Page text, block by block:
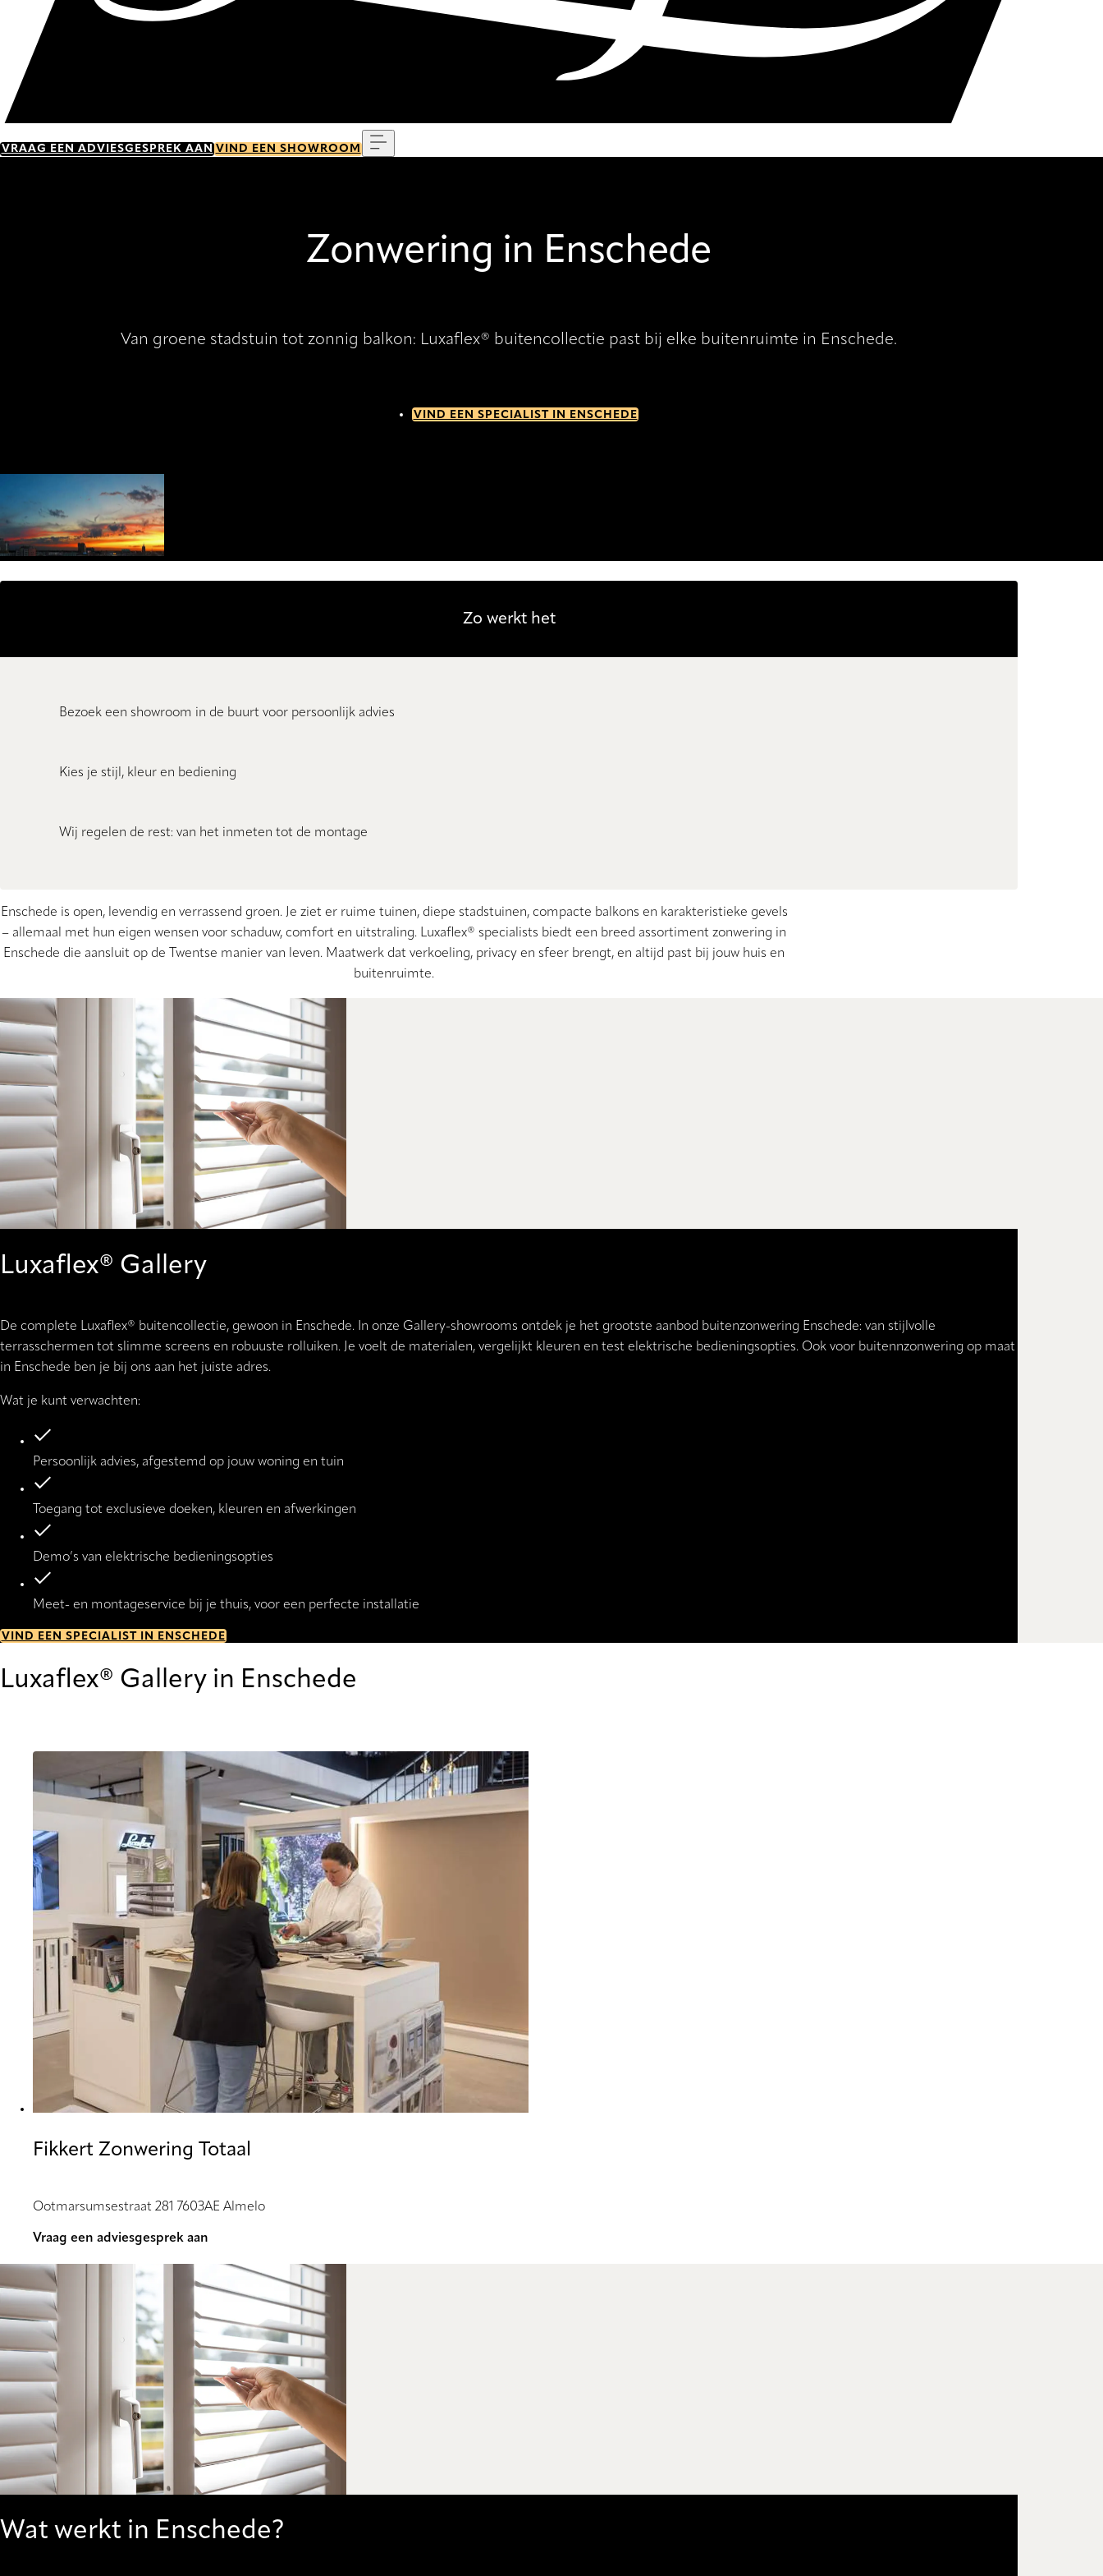
VRAAG EEN ADVIESGESPREK AAN VIND EEN SHOWROOM
Zonwering in Enschede
Van groene stadstuin tot zonnig balkon: Luxaflex® buitencollectie past bij elke buitenruimte in Enschede.
VIND EEN SPECIALIST IN ENSCHEDE
Zo werkt het
Bezoek een showroom in de buurt voor persoonlijk advies
Kies je stijl, kleur en bediening
Wij regelen de rest: van het inmeten tot de montage
Enschede is open, levendig en verrassend groen. Je ziet er ruime tuinen, diepe stadstuinen, compacte balkons en karakteristieke gevels
– allemaal met hun eigen wensen voor schaduw, comfort en uitstraling. Luxaflex® specialists biedt een breed assortiment zonwering in
Enschede die aansluit op de Twentse manier van leven. Maatwerk dat verkoeling, privacy en sfeer brengt, en altijd past bij jouw huis en
buitenruimte.
Luxaflex® Gallery
De complete Luxaflex® buitencollectie, gewoon in Enschede. In onze Gallery-showrooms ontdek je het grootste aanbod buitenzonwering Enschede: van stijlvolle
terrasschermen tot slimme screens en robuuste rolluiken. Je voelt de materialen, vergelijkt kleuren en test elektrische bedieningsopties. Ook voor buitennzonwering op maat
in Enschede ben je bij ons aan het juiste adres.
Wat je kunt verwachten:
Persoonlijk advies, afgestemd op jouw woning en tuin
Toegang tot exclusieve doeken, kleuren en afwerkingen
Demo’s van elektrische bedieningsopties
Meet- en montageservice bij je thuis, voor een perfecte installatie
VIND EEN SPECIALIST IN ENSCHEDE
Luxaflex® Gallery in Enschede
Fikkert Zonwering Totaal
Ootmarsumsestraat 281 7603AE Almelo
Vraag een adviesgesprek aan
Wat werkt in Enschede?